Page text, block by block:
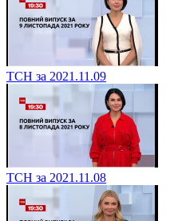
ТСН за 2021.11.09
ТСН за 2021.11.08